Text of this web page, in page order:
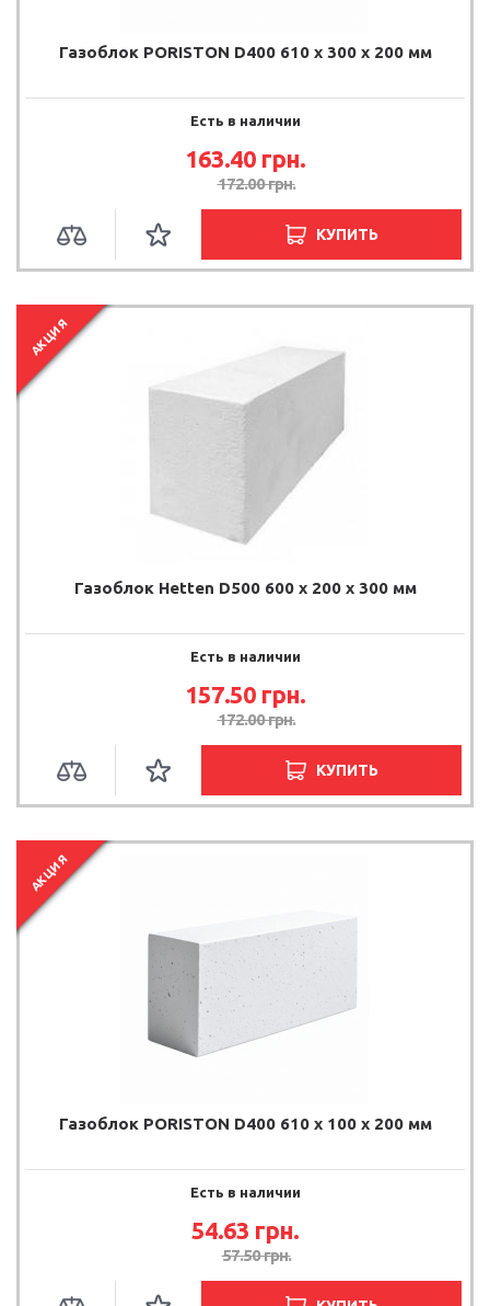
Газоблок PORISTON D400 610 x 300 x 200 мм
Есть в наличии
163.40 грн.
172.00грн.
КУПИТЬ
АКЦИЯ
Газоблок Hetten D500 600 x 200 x 300 мм
Есть в наличии
157.50 грн.
172.00грн.
КУПИТЬ
АКЦИЯ
Газоблок PORISTON D400 610 x 100 x 200 мм
Есть в наличии
54.63 грн.
57.50грн.